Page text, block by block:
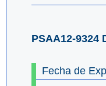
PSAA12-9324
Fecha de